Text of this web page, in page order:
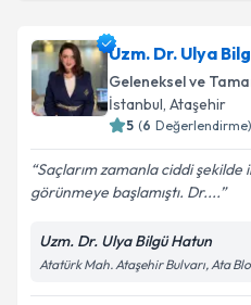
Uzm. Dr. Ulya
Geleneksel ve
İstanbul, Ataşehir
5 (6 Değerlendirme)
Saçlarım zamanla ciddi şekilde
görünmeye başlamıştı. Dr....
Uzm. Dr. Ulya Bilgü Hatun
Atatürk Mah. Ataşehir Bulvarı, Ata